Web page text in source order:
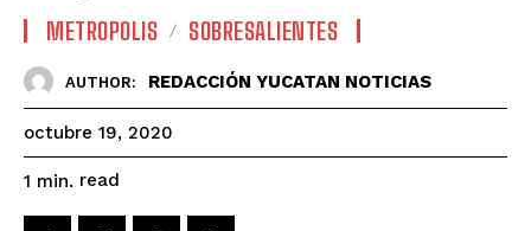
METROPOLIS SOBRESALIENTES
AUTHOR: REDACCIÓN YUCATAN NOTICIAS
octubre 19, 2020
1 min. read